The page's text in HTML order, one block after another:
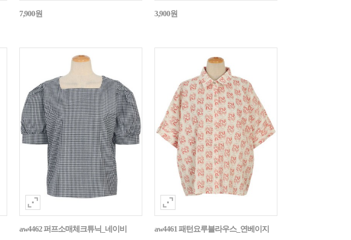
7,900원 3,900원
aw4462 퍼프소매체크튜닉_네이비 aw4461 패턴요루블라우스_연베이지